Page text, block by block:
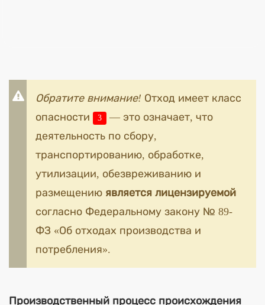
Обратите внимание! Отход имеет класс
опасности
3
— это означает, что
деятельность по сбору,
транспортированию, обработке,
утилизации, обезвреживанию и
размещению является лицензируемой
согласно Федеральному закону № 89-
ФЗ «Об отходах производства и
потребления».
Производственный процесс происхождения